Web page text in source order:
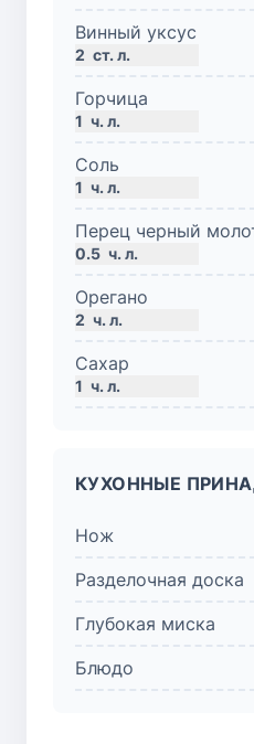
Винный уксус
2 ст. л.
Горчица
1 ч. л.
Соль
1 ч. л.
Перец черный
0.5 ч. л.
Орегано
2 ч. л.
Сахар
1 ч. л.
КУХОННЫЕ
Нож
Разделочная доска
Глубокая миска
Блюдо